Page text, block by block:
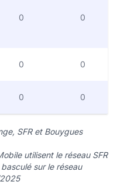
0 0
0 0
0 0
SFR et Bouygues
utilisent le réseau SFR
sur le réseau